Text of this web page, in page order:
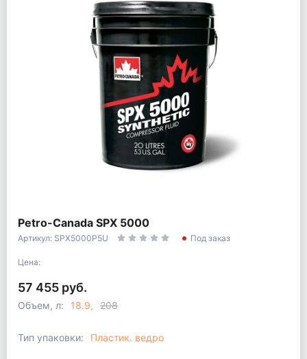
Petro-Canada SPX 5000
Артикул: SPX5000P5U Под заказ
Цена:
57 455 руб.
Объем, л: 18.9 208
Тип упаковки: Пластик. ведро